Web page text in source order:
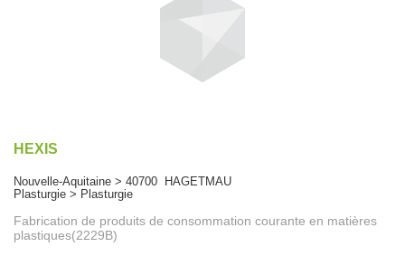
HEXIS
Nouvelle-Aquitaine > 40700 HAGETMAU
Plasturgie > Plasturgie
Fabrication de produits de consommation courante en matières
plastiques(2229B)